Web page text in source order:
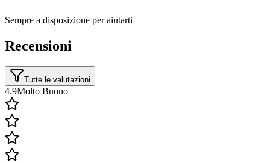
Sempre a disposizione per aiutarti
Recensioni
Tutte le valutazioni
4.9Molto Buono